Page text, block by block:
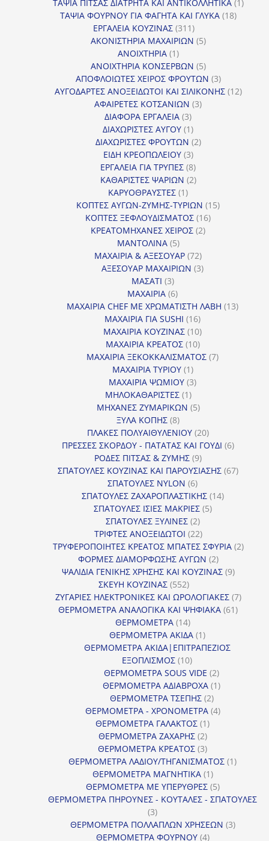
ΤΑΨΙΑ ΠΙΤΣΑΣ ΔΙΑΤΡΗΤΑ ΚΑΙ ΑΝΤΙΚΟΛΛΗΤΙΚΑ 1
ΤΑΨΙΑ ΦΟΥΡΝΟΥ ΓΙΑ ΦΑΓΗΤΑ ΚΑΙ ΓΛΥΚΑ 1818
ΕΡΓΑΛΕΙΑ ΚΟΥΖΙΝΑΣ 311311
προϊόντα
ΑΚΟΝΙΣΤΗΡΙΑ ΜΑΧΑΙΡΙΩΝ 55
ΑΝΟΙΧΤΗΡΙΑ 11
προϊόν
ΑΝΟΙΧΤΗΡΙΑ ΚΟΝΣΕΡΒΩΝ 55
προϊόντα
ΑΠΟΦΛΟΙΩΤΕΣ ΧΕΙΡΟΣ ΦΡΟΥΤΩΝ 33
προϊόντα
ΑΥΓΟΔΑΡΤΕΣ ΑΝΟΞΕΙΔΩΤΟΙ ΚΑΙ ΣΙΛΙΚΟΝΗΣ 1212
ΑΦΑΙΡΕΤΕΣ ΚΟΤΣΑΝΙΩΝ 33
ΔΙΑΦΟΡΑ ΕΡΓΑΛΕΙΑ 33
προϊόντα
ΔΙΑΧΩΡΙΣΤΕΣ ΑΥΓΟΥ 11
προϊόν
ΔΙΑΧΩΡΙΣΤΕΣ ΦΡΟΥΤΩΝ 22
ΕΙΔΗ ΚΡΕΟΠΩΛΕΙΟΥ 33
προϊόντα
ΕΡΓΑΛΕΙΑ ΓΙΑ ΤΡΥΠΕΣ 88
προϊόντα
ΚΑΘΑΡΙΣΤΕΣ ΨΑΡΙΩΝ 22
ΚΑΡΥΟΘΡΑΥΣΤΕΣ 11
προϊόν
ΚΟΠΤΕΣ ΑΥΓΩΝ-ΖΥΜΗΣ-ΤΥΡΙΩΝ 1515
ΚΟΠΤΕΣ ΞΕΦΛΟΥΔΙΣΜΑΤΟΣ 1616
ΚΡΕΑΤΟΜΗΧΑΝΕΣ ΧΕΙΡΟΣ 22
ΜΑΝΤΟΛΙΝΑ 55
προϊόντα
ΜΑΧΑΙΡΙΑ & ΑΞΕΣΟΥΑΡ 7272
προϊόντα
ΑΞΕΣΟΥΑΡ ΜΑΧΑΙΡΙΩΝ 33
ΜΑΣΑΤΙ 33
προϊόντα
ΜΑΧΑΙΡΙΑ 66
προϊόντα
ΜΑΧΑΙΡΙΑ CHEF ΜΕ ΧΡΩΜΑΤΙΣΤΗ ΛΑΒΗ 1313
ΜΑΧΑΙΡΙΑ ΓΙΑ SUSHI 1616
προϊόντα
ΜΑΧΑΙΡΙΑ ΚΟΥΖΙΝΑΣ 1010
προϊόντα
ΜΑΧΑΙΡΙΑ ΚΡΕΑΤΟΣ 1010
προϊόντα
ΜΑΧΑΙΡΙΑ ΞΕΚΟΚΚΑΛΙΣΜΑΤΟΣ 77
ΜΑΧΑΙΡΙΑ ΤΥΡΙΟΥ 11
προϊόν
ΜΑΧΑΙΡΙΑ ΨΩΜΙΟΥ 33
ΜΗΛΟΚΑΘΑΡΙΣΤΕΣ 11
προϊόν
ΜΗΧΑΝΕΣ ΖΥΜΑΡΙΚΩΝ 55
ΞΥΛΑ ΚΟΠΗΣ 88
προϊόντα
ΠΛΑΚΕΣ ΠΟΛΥΑΙΘΥΛΕΝΙΟΥ 2020
προϊόντα
ΠΡΕΣΣΕΣ ΣΚΟΡΔΟΥ - ΠΑΤΑΤΑΣ ΚΑΙ ΓΟΥΔΙ 66
ΡΟΔΕΣ ΠΙΤΣΑΣ & ΖΥΜΗΣ 99
προϊόντα
ΣΠΑΤΟΥΛΕΣ ΚΟΥΖΙΝΑΣ ΚΑΙ ΠΑΡΟΥΣΙΑΣΗΣ 6767
ΣΠΑΤΟΥΛΕΣ NYLON 66
προϊόντα
ΣΠΑΤΟΥΛΕΣ ΖΑΧΑΡΟΠΛΑΣΤΙΚΗΣ 1414
ΣΠΑΤΟΥΛΕΣ ΙΣΙΕΣ ΜΑΚΡΙΕΣ 55
ΣΠΑΤΟΥΛΕΣ ΞΥΛΙΝΕΣ 22
προϊόντα
ΤΡΙΦΤΕΣ ΑΝΟΞΕΙΔΩΤΟΙ 2222
προϊόντα
ΤΡΥΦΕΡΟΠΟΙΗΤΕΣ ΚΡΕΑΤΟΣ ΜΠΑΤΕΣ ΣΦΥΡΙΑ 22
ΦΟΡΜΕΣ ΔΙΑΜΟΡΦΩΣΗΣ ΑΥΓΩΝ 22
προϊόντα
ΨΑΛΙΔΙΑ ΓΕΝΙΚΗΣ ΧΡΗΣΗΣ ΚΑΙ ΚΟΥΖΙΝΑΣ 99
ΣΚΕΥΗ ΚΟΥΖΙΝΑΣ 552552
προϊόντα
ΖΥΓΑΡΙΕΣ ΗΛΕΚΤΡΟΝΙΚΕΣ ΚΑΙ ΩΡΟΛΟΓΙΑΚΕΣ 77
ΘΕΡΜΟΜΕΤΡΑ ΑΝΑΛΟΓΙΚΑ ΚΑΙ ΨΗΦΙΑΚΑ 6161
ΘΕΡΜΟΜΕΤΡΑ 1414
προϊόντα
ΘΕΡΜΟΜΕΤΡΑ ΑΚΙΔΑ 11
προϊόν
ΘΕΡΜΟΜΕΤΡΑ ΑΚΙΔΑ|ΕΠΙΤΡΑΠΕΖΙΟΣ
ΕΞΟΠΛΙΣΜΟΣ 1010
προϊόντα
ΘΕΡΜΟΜΕΤΡΑ SOUS VIDE 22
προϊόντα
ΘΕΡΜΟΜΕΤΡΑ ΑΔΙΑΒΡΟΧΑ 11
ΘΕΡΜΟΜΕΤΡΑ ΤΣΕΠΗΣ 22
προϊόντα
ΘΕΡΜΟΜΕΤΡΑ - ΧΡΟΝΟΜΕΤΡΑ 44
ΘΕΡΜΟΜΕΤΡΑ ΓΑΛΑΚΤΟΣ 11
προϊόν
ΘΕΡΜΟΜΕΤΡΑ ΖΑΧΑΡΗΣ 22
προϊόντα
ΘΕΡΜΟΜΕΤΡΑ ΚΡΕΑΤΟΣ 33
προϊόντα
ΘΕΡΜΟΜΕΤΡΑ ΛΑΔΙΟΥ/ΤΗΓΑΝΙΣΜΑΤΟΣ 11
ΘΕΡΜΟΜΕΤΡΑ ΜΑΓΝΗΤΙΚΑ 11
προϊόν
ΘΕΡΜΟΜΕΤΡΑ ΜΕ ΥΠΕΡΥΘΡΕΣ 55
προϊόντα
ΘΕΡΜΟΜΕΤΡΑ ΠΗΡΟΥΝΕΣ - ΚΟΥΤΑΛΕΣ - ΣΠΑΤΟΥΛΕΣ
33
προϊόντα
ΘΕΡΜΟΜΕΤΡΑ ΠΟΛΛΑΠΛΩΝ ΧΡΗΣΕΩΝ 33
ΘΕΡΜΟΜΕΤΡΑ ΦΟΥΡΝΟΥ 44